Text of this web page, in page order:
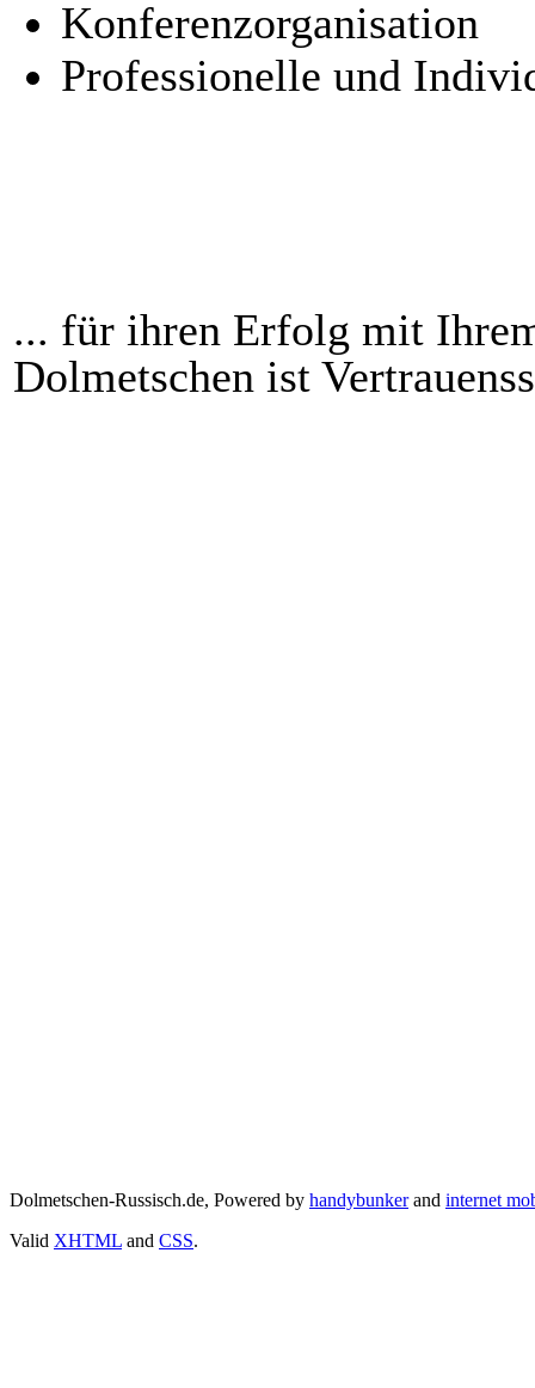
Konferenzorganisation
Professionelle und
... für ihren Erfolg mit
Dolmetschen ist
Dolmetschen-Russisch.de, Powered by handybunkerand internet
Valid XHTML and CSS.